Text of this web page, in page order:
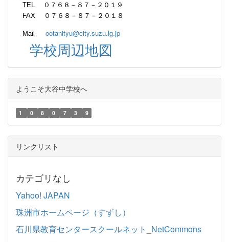
TEL ０７６８－８７－２０１９
FAX ０７６８－８７－２０１８
Mail ootanityu@city.suzu.lg.jp
学校周辺地図
ようこそ大谷中学校へ
1 0 8 0 7 3 9
リンクリスト
カテゴリなし
Yahoo! JAPAN
珠洲市ホームページ（すずし）
石川県教育センタースクールネット_NetCommons